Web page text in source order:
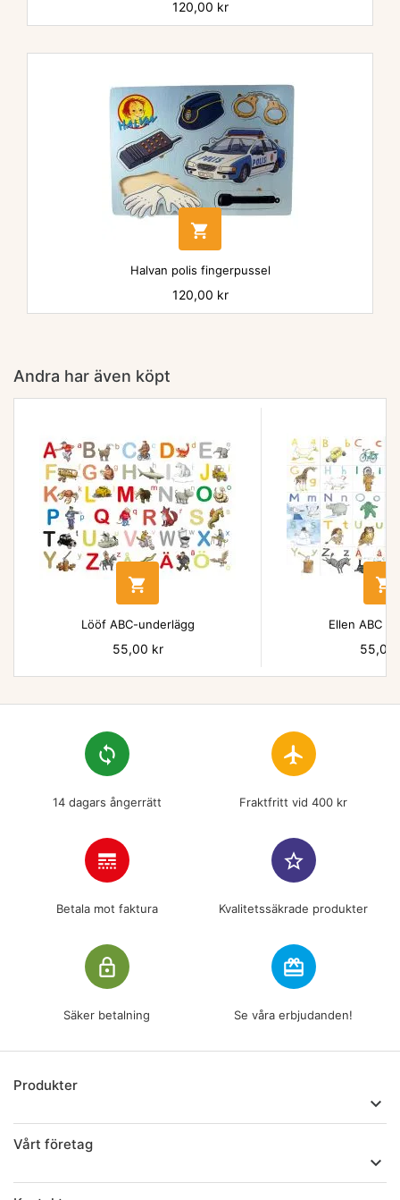
Pris
120,00 kr

Halvan polis fingerpussel
Pris
120,00 kr
Andra har även köpt

Lööf ABC-underlägg
Pris
55,00 kr

Ellen ABC
Pris
55,00
loop
14 dagars ångerrätt
flight
Fraktfritt vid 400 kr
line_style
Betala mot faktura
star_border
Kvalitetssäkrade produkter
lock_outline
Säker betalning
redeem
Se våra erbjudanden!
Produkter

Vårt företag
